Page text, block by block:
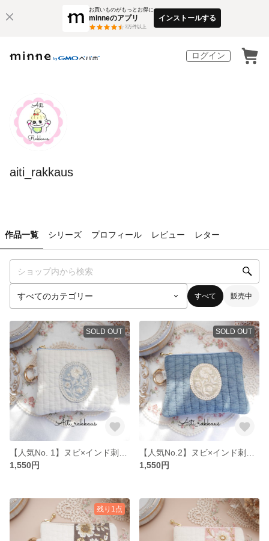
お買いものがもっとお得に
minneのアプリ
3万件以上
インストールする
ログイン
aiti_rakkaus
作品一覧 シリーズ プロフィール レビュー レター
すべて 販売中
SOLD OUT
1,550円
SOLD OUT
1,550円
残り1点